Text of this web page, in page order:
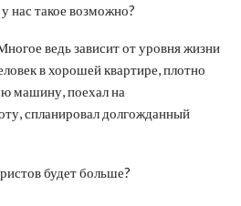
нас такое возможно?
ведь зависит от уровня жизни
в хорошей квартире, плотно
машину, поехал на
спланировал долгожданный
будет больше?